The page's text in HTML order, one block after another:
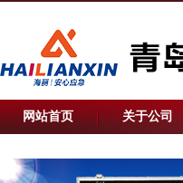
网站首页 关于公司